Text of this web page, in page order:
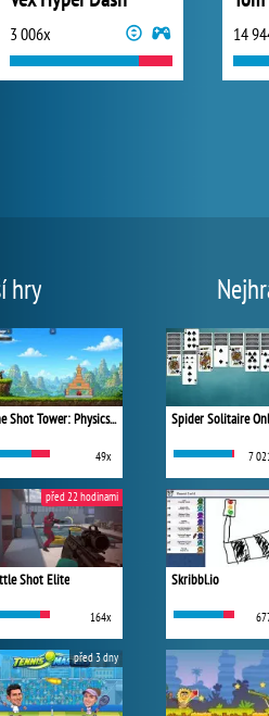
3 006x 14
hry
One Shot Tower: Physics Destroyer
49x
Shot Elite
164x
před 22 hodinami
před 3 dny
Spider Solitaire
7
Skribbl.io